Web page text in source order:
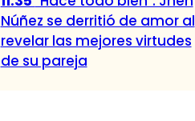
Núñez se derritió de amor al
revelar las mejores virtudes
de su pareja